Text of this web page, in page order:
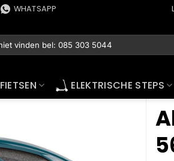
WHATSAPP
ELEKTRISCHE STEPS